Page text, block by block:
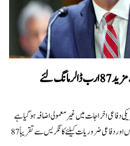
لئے
دفاعی اخراجات میں غیرمعمولی اضافہ ہوگیا ہے
جس کے بعد ٹرمپ انتظامیہ نے آئندہ مرحلے کی کارروائیوں اور دفاعی ضروریات کیلئے کانگریس سے تقریباً 87